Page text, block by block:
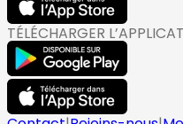
TÉLÉCHARGER